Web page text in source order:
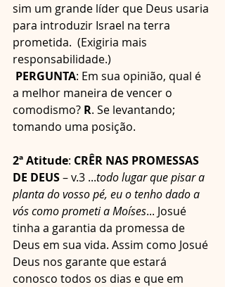
sim um grande líder que Deus usaria
para introduzir Israel na terra
prometida.  (Exigiria mais
responsabilidade.)
PERGUNTA: Em sua opinião, qual é
a melhor maneira de vencer o
comodismo? R. Se levantando;
tomando uma posição.
2ª Atitude: CRÊR NAS PROMESSAS
DE DEUS – v.3 ...todo lugar que pisar a
planta do vosso pé, eu o tenho dado a
vós como prometi a Moíses... Josué
tinha a garantia da promessa de
Deus em sua vida. Assim como Josué
Deus nos garante que estará
conosco todos os dias e que em